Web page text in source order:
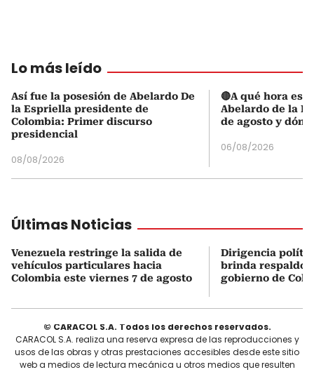
Lo más leído
Así fue la posesión de Abelardo De
la Espriella presidente de
Colombia: Primer discurso
presidencial
08/08/2026
🔴A qué hora es
Abelardo de la
de agosto y
06/08/2026
Últimas Noticias
Venezuela restringe la salida de
vehículos particulares hacia
Colombia este viernes 7 de agosto
Dirigencia
brinda respaldo
gobierno de
© CARACOL S.A. Todos los derechos reservados.
CARACOL S.A. realiza una reserva expresa de las reproducciones y
usos de las obras y otras prestaciones accesibles desde este sitio
web a medios de lectura mecánica u otros medios que resulten